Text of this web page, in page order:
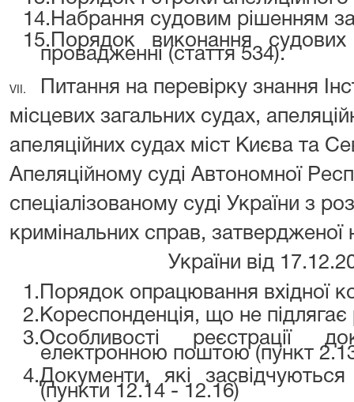
14. Набрання судовим рішенням
15. Порядок виконання
провадженні (стаття 534).
VII.
Питання на перевірку знання
місцевих загальних судах,
апеляційних судах міст Києва та
Апеляційному суді Автономної
спеціалізованому суді України з
кримінальних справ,
України від
1. Порядок опрацювання вхідної
2. Кореспонденція, що не підлягає
3.Особливості реєстрації
електронною поштою (пункт
4.Документи, які
(пункти 12.14 - 12.16)